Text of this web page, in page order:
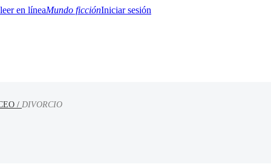
Mundo ficciónIniciar sesión
/ DIVORCIO